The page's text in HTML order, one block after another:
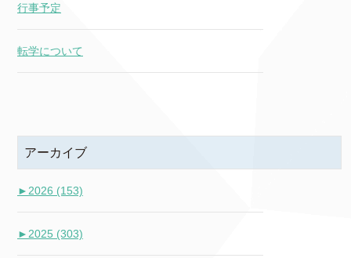
行事予定
転学について
アーカイブ
► 2026 (153)
► 2025 (303)